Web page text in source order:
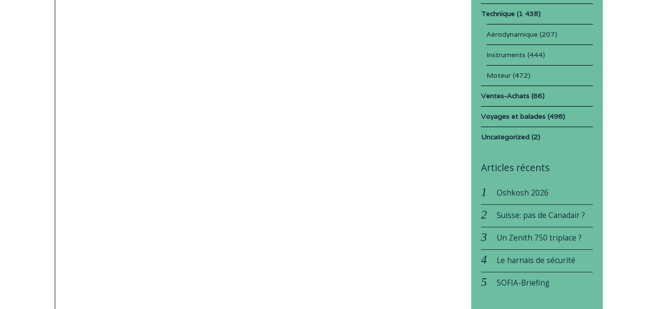
Technique(1 438)
Aérodynamique (207)
Instruments (444)
Moteur(472)
Ventes-Achats(66)
Voyages et balades(498)
Uncategorized(2)
Articles récents
Oshkosh 2026
Suisse: pas de Canadair ?
Un Zenith 750 triplace ?
Le harnais de sécurité
SOFIA-Briefing